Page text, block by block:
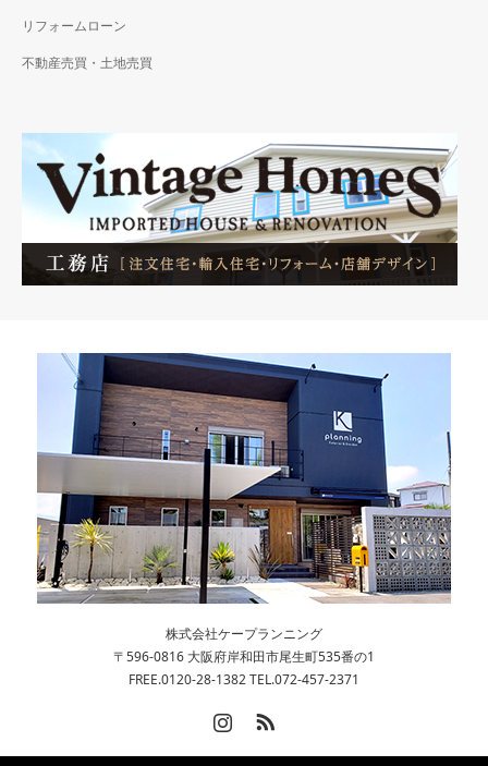
リフォームローン
不動産売買・土地売買
株式会社ケープランニング
〒596-0816 大阪府岸和田市尾生町535番の1
FREE.0120-28-1382 TEL.072-457-2371